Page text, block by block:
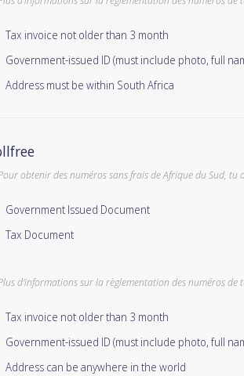
Tax invoice not older than 3 month
Government-issued ID (must include photo, full
Address must be within South Africa
obtenir des numéros sans frais de Afrique du Sud, tu
Government Issued Document
Tax Document
d'informations sur la règlementation des numéros de
Tax invoice not older than 3 month
Government-issued ID (must include photo, full
Address can be anywhere in the world